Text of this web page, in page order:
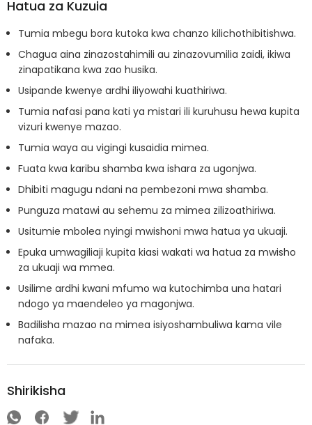
Hatua za Kuzuia
Tumia mbegu bora kutoka kwa chanzo kilichothibitishwa.
Chagua aina zinazostahimili au zinazovumilia zaidi, ikiwa
zinapatikana kwa zao husika.
Usipande kwenye ardhi iliyowahi kuathiriwa.
Tumia nafasi pana kati ya mistari ili kuruhusu hewa kupita
vizuri kwenye mazao.
Tumia waya au vigingi kusaidia mimea.
Fuata kwa karibu shamba kwa ishara za ugonjwa.
Dhibiti magugu ndani na pembezoni mwa shamba.
Punguza matawi au sehemu za mimea zilizoathiriwa.
Usitumie mbolea nyingi mwishoni mwa hatua ya ukuaji.
Epuka umwagiliaji kupita kiasi wakati wa hatua za mwisho
za ukuaji wa mmea.
Usilime ardhi kwani mfumo wa kutochimba una hatari
ndogo ya maendeleo ya magonjwa.
Badilisha mazao na mimea isiyoshambuliwa kama vile
nafaka.
Shirikisha